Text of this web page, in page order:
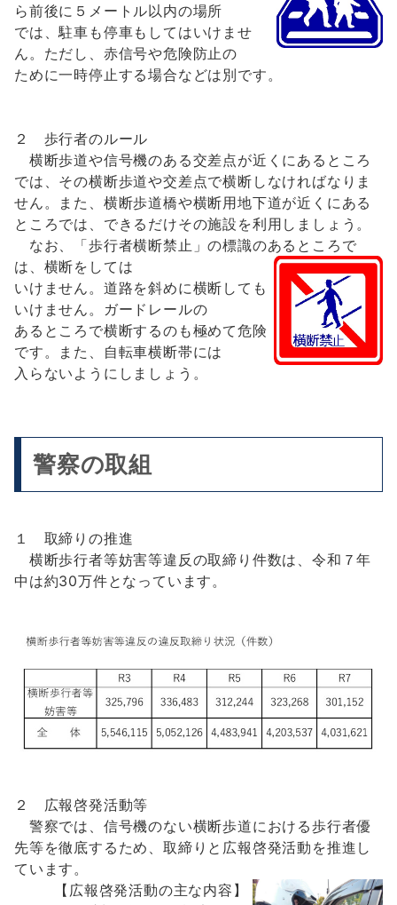
ら前後に５メートル以内の場所
では、駐車も停車もしてはいけませ
ん。ただし、赤信号や危険防止の
ために一時停止する場合などは別です。
２ 歩行者のルール
横断歩道や信号機のある交差点が近くにあるところ
では、その横断歩道や交差点で横断しなければなりま
せん。また、横断歩道橋や横断用地下道が近くにある
ところでは、できるだけその施設を利用しましょう。
なお、「歩行者横断禁止」の標識のあるところで
は、横断をしては
いけません。道路を斜めに横断しても
いけません。ガードレールの
あるところで横断するのも極めて危険
です。また、自転車横断帯には
入らないようにしましょう。
警察の取組
１ 取締りの推進
横断歩行者等妨害等違反の取締り件数は、令和７年
中は約30万件となっています。
２ 広報啓発活動等
警察では、信号機のない横断歩道における歩行者優
先等を徹底するため、取締りと広報啓発活動を推進し
ています。
【広報啓発活動の主な内容】